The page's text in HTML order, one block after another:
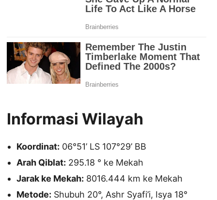
Informasi Wilayah
Koordinat: 06°51’ LS 107°29’ BB
Arah Qiblat: 295.18 ° ke Mekah
Jarak ke Mekah: 8016.444 km ke Mekah
Metode: Shubuh 20°, Ashr Syafi’i, Isya 18°